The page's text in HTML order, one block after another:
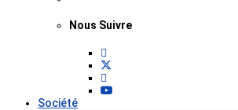
Nous Suivre
Société